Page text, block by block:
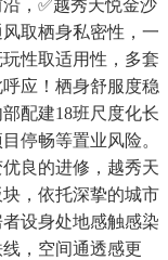
，✅越秀天悦金沙
取栖身私密性，一
性取适用性，多套
应！栖身舒服度稳
配建18班尺度化长
停畅等置业风险。
良的进修，越秀天
，依托深挚的城市
设身处地感触感染
，空间通透感更